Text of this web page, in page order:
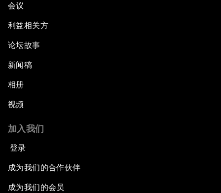
会议
利益相关方
论坛故事
新闻稿
相册
视频
加入我们
登录
成为我们的合作伙伴
成为我们的会员